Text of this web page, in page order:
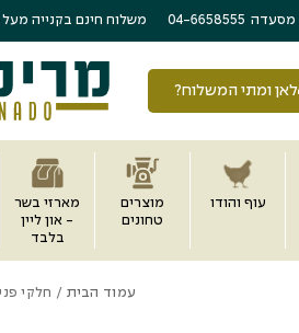
משלוח חינם בקנייה מעל 500 ש״ח מסעדה 04-6658555
לאן ומתי המשלוח?
עוף והודו
מוצרים
טחונים
מארזי בשר
- און ליין
בלבד
עמוד הבית / חלקי